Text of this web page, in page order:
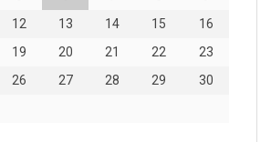
12 13 14 15
16
19 20 21 22
23
26 27 28 29
30